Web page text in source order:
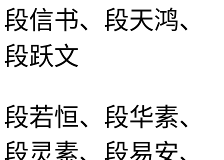
段信书、段天鸿、
段跃文
段若恒、段华素、
段灵素、段易安、